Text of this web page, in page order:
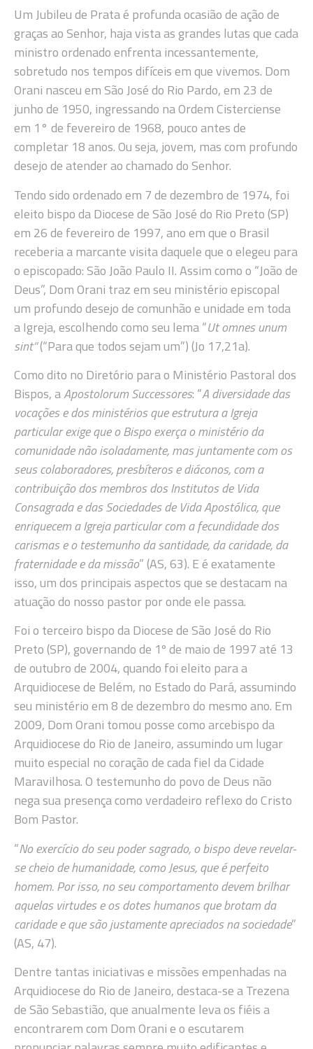
Um Jubileu de Prata é profunda ocasião de ação de
graças ao Senhor, haja vista as grandes lutas que cada
ministro ordenado enfrenta incessantemente,
sobretudo nos tempos difíceis em que vivemos. Dom
Orani nasceu em São José do Rio Pardo, em 23 de
junho de 1950, ingressando na Ordem Cisterciense
em 1° de fevereiro de 1968, pouco antes de
completar 18 anos. Ou seja, jovem, mas com profundo
desejo de atender ao chamado do Senhor.
Tendo sido ordenado em 7 de dezembro de 1974, foi
eleito bispo da Diocese de São José do Rio Preto (SP)
em 26 de fevereiro de 1997, ano em que o Brasil
receberia a marcante visita daquele que o elegeu para
o episcopado: São João Paulo II. Assim como o “João de
Deus”, Dom Orani traz em seu ministério episcopal
um profundo desejo de comunhão e unidade em toda
a Igreja, escolhendo como seu lema “Ut omnes unum
sint”(“Para que todos sejam um”) (Jo 17,21a).
Como dito no Diretório para o Ministério Pastoral dos
Bispos, aApostolorum Successores: “A diversidade das
vocações e dos ministérios que estrutura a Igreja
particular exige que o Bispo exerça o ministério da
comunidade não isoladamente, mas juntamente com os
seus colaboradores, presbíteros e diáconos, com a
contribuição dos membros dos Institutos de Vida
Consagrada e das Sociedades de Vida Apostólica, que
enriquecem a Igreja particular com a fecundidade dos
carismas e o testemunho da santidade, da caridade, da
fraternidade e da missão” (AS, 63). E é exatamente
isso, um dos principais aspectos que se destacam na
atuação do nosso pastor por onde ele passa.
Foi o terceiro bispo da Diocese de São José do Rio
Preto (SP), governando de 1º de maio de 1997 até 13
de outubro de 2004, quando foi eleito para a
Arquidiocese de Belém, no Estado do Pará, assumindo
seu ministério em 8 de dezembro do mesmo ano. Em
2009, Dom Orani tomou posse como arcebispo da
Arquidiocese do Rio de Janeiro, assumindo um lugar
muito especial no coração de cada fiel da Cidade
Maravilhosa. O testemunho do povo de Deus não
nega sua presença como verdadeiro reflexo do Cristo
Bom Pastor.
“No exercício do seu poder sagrado, o bispo deve revelar-
se cheio de humanidade, como Jesus, que é perfeito
homem. Por isso, no seu comportamento devem brilhar
aquelas virtudes e os dotes humanos que brotam da
caridade e que são justamente apreciados na sociedade”
(AS, 47).
Dentre tantas iniciativas e missões empenhadas na
Arquidiocese do Rio de Janeiro, destaca-se a Trezena
de São Sebastião, que anualmente leva os fiéis a
encontrarem com Dom Orani e o escutarem